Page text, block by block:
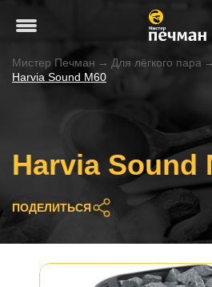
Мистер Печман → Для лёгкого пара →
Harvia Sound M60
Harvia Sound
ПОДЕЛИТЬСЯ